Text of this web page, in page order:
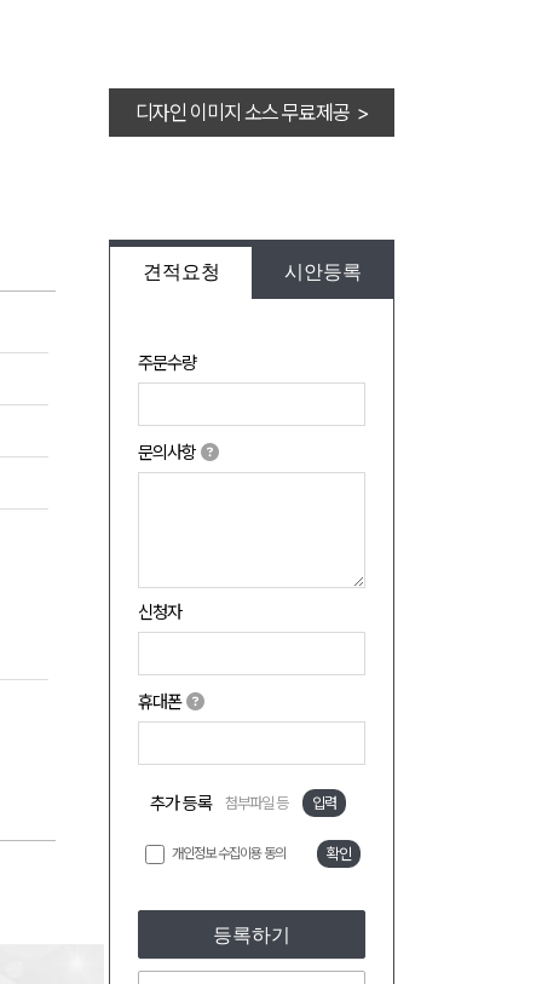
디자인 이미지 소스 무료제공 >
견적요청 시안등록
주문수량
문의사항
신청자
휴대폰
추가 등록 첨부파일 등 입력
개인정보 수집이용 동의 확인
등록하기